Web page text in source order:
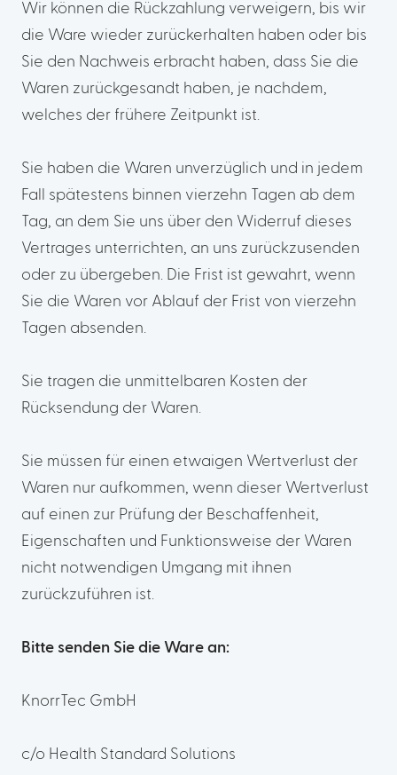
Wir können die Rückzahlung verweigern, bis wir
die Ware wieder zurückerhalten haben oder bis
Sie den Nachweis erbracht haben, dass Sie die
Waren zurückgesandt haben, je nachdem,
welches der frühere Zeitpunkt ist.
Sie haben die Waren unverzüglich und in jedem
Fall spätestens binnen vierzehn Tagen ab dem
Tag, an dem Sie uns über den Widerruf dieses
Vertrages unterrichten, an uns zurückzusenden
oder zu übergeben. Die Frist ist gewahrt, wenn
Sie die Waren vor Ablauf der Frist von vierzehn
Tagen absenden.
Sie tragen die unmittelbaren Kosten der
Rücksendung der Waren.
Sie müssen für einen etwaigen Wertverlust der
Waren nur aufkommen, wenn dieser Wertverlust
auf einen zur Prüfung der Beschaffenheit,
Eigenschaften und Funktionsweise der Waren
nicht notwendigen Umgang mit ihnen
zurückzuführen ist.
Bitte senden Sie die Ware an:
KnorrTec GmbH
c/o Health Standard Solutions